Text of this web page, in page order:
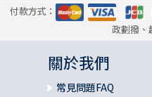
2. 需要從單篇箴言中尋找
3. 如果大量閱讀這卷書，
◎如何應對挑戰：
1. 箴言反映日常生活，單
付款方式：
政劃撥、
關於我們
常見問題FAQ